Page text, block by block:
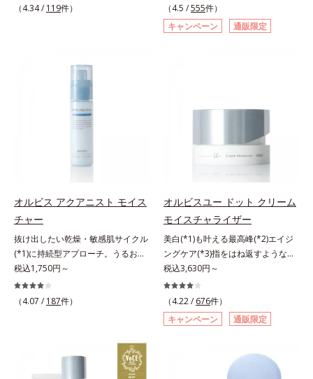
「マスク生活であごや口まわりのニ
の目立ち」の両方にWでアプローチ
する、薬用ニキビ対策スキンケアシ
分とコラーゲンが肌をいたわりなが
らうるおいを与え、バリア機能を維
ます。さらにビタミンC誘導体をは
じめとした5種の整肌成分(*2)から
成る「ナノVCショットカプセル」
を配合。カプセルが浸透してから成
分を放出する特殊技術によって、高
い浸透力(*3)と安定性を実現。毛穴
の目立ちをしっかりケア(*4)して、
ゆらぎやすいニキビ肌を、みずみず
しい清潔な垢抜け肌(*1)へと導きま
す。たっぷりの保湿成分で低刺激。
敏感肌の方にもお使いいただけます
肌）M＝しっとりタイプ（ニキビの
できやすい肌・普通肌～乾性肌）*1
洗浄による汚れの除去*2 テトラ2-
（4.34 / 119件）
(*1)美容液。ポーラ化成 研究所の独
自研究で見出した、速攻型ナイアシ
ンアミド複合体(*2)と浸透サポート
届けます。真皮のコラーゲン産生を
悩みのシワを改善しながら、過剰な
メラニン生成を防ぎ未来のシミ・ソ
バカスを予防します。さらに独自研
究に基づいた浸透型ハリ保湿成分
(*6)で大人肌にハリ感をプラス。す
るっと伸び広がるテクスチャー
で、"顔全体にご使用いただける設
計"。見えているシワはもちろん、
自分では気づきにくい死角のシワの
改善にも効果を発揮します。*1 メ
ラニンの生成を抑え、シミ・ソバカ
スを防ぐ*2 ナイアシンアミド（有
効成分）、水添大豆リン脂質、フィ
トステロール、水（基剤）、
素地、ホホバアルコール、トリステ
アリン酸デカグリセリル（基剤）*5
（4.5 /555件）
キャンペーン
通販限定
オルビス アクアニスト モイス
チャー
抜け出したい乾燥・敏感肌サイクル
(*1)に持続型アプローチ。うるおい
を追求した敏感肌用保湿スキンケア
(*2)。うるおいを逃し、刺激を受け
やすい角層の“乾燥敏感スランプ
望の敏感肌用保湿スキンケアライン
「オルビス アクアニスト」。乾燥
敏感スランプの原因にアプローチす
税込1,750円～
（4.07 / 187件）
オルビスユー ドット クリーム
モイスチャライザー
美白(*1)も叶える最高峰(*2)エイジ
ングケア(*3)指をはね返すような弾
力感が宿るハリ感 濃密フィットク
リーム。ハリも透明感(*4)も結果主
義。年齢サイン(*5)の因子に着目し
た肌科学エイジングケア(*3)シリー
ズ。オルビスユー ドットシリーズ
処するのではなく、肌で起きている
ことの根本原因に着目。加齢ととも
税込3,630円～
（4.22 / 676件）
キャンペーン
通販限定